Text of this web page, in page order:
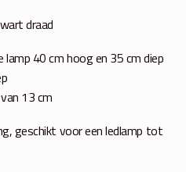
draad
lamp 40 cm hoog en 35 cm diep
13 cm
geschikt voor een ledlamp tot